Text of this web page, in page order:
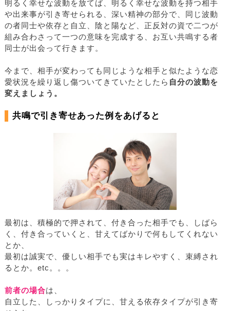
明るく幸せな波動を放てば、明るく幸せな波動を持つ相手
や出来事が引き寄せられる、深い精神の部分で、同じ波動
の者同士や依存と自立、陰と陽など、正反対の資で二つが
組み合わさって一つの意味を完成する、お互い共鳴する者
同士が出会って行きます。
今まで、相手が変わっても同じような相手と似たような恋
愛状況を繰り返し傷ついてきていたとしたら 自分の波動を
変えましょう。
共鳴で引き寄せあった例をあげると
最初は、積極的で押されて、付き合った相手でも、しばら
く、付き合っていくと、甘えてばかりで何もしてくれない
とか、
最初は誠実で、優しい相手でも実はキレやすく、束縛され
るとか。etc。。。
前者の場合は、
自立した、しっかりタイプに、甘える依存タイプが引き寄